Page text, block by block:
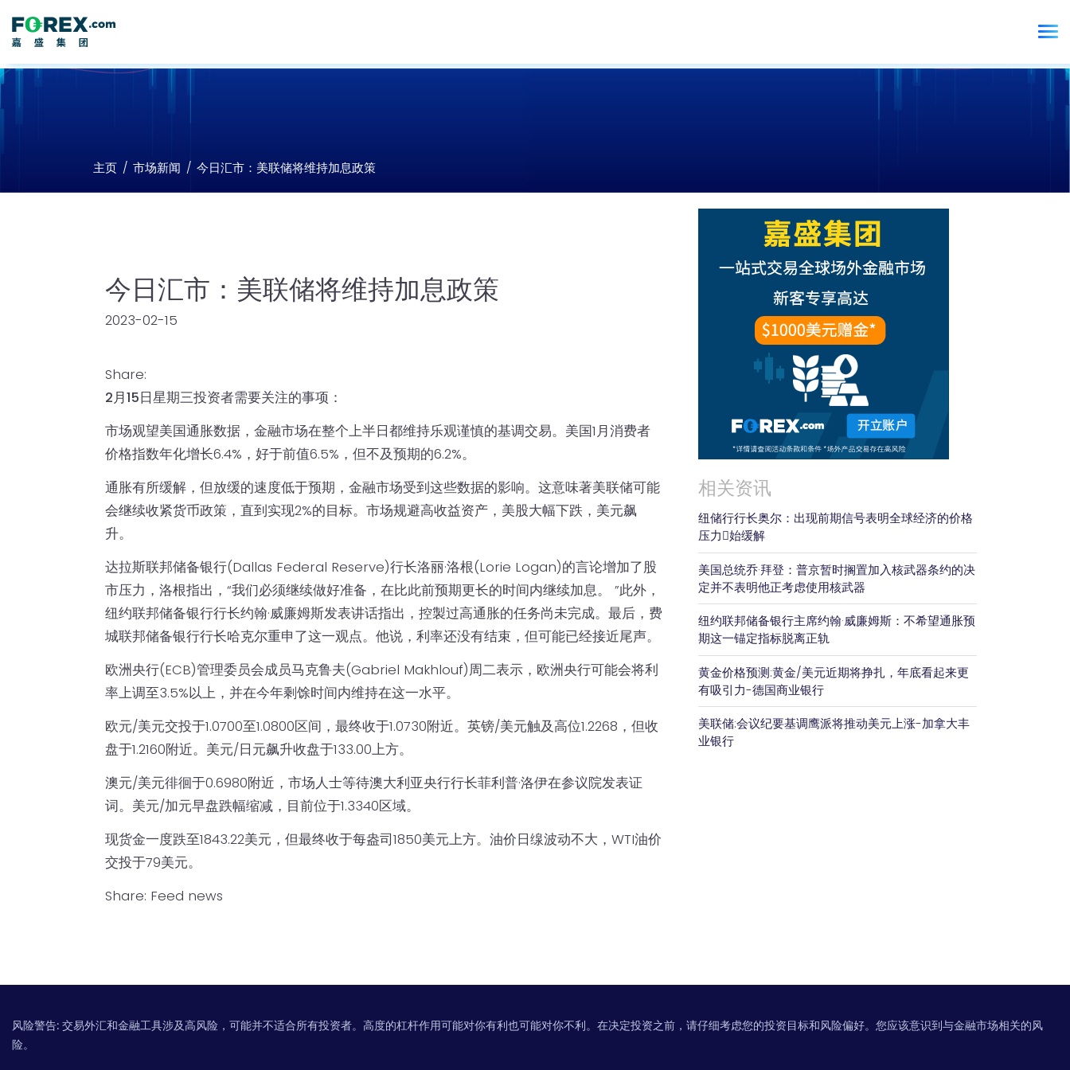
主页 市场新闻 今日汇市：美联储将维持加息政策
今日汇市：美联储将维持加息政策
2023-02-15
Share:
2月15日星期三投资者需要关注的事项：
市场观望美国通胀数据，金融市场在整个上半日都维持乐观谨慎的基调交易。美国1月消费者
价格指数年化增长6.4%，好于前值6.5%，但不及预期的6.2%。
通胀有所缓解，但放缓的速度低于预期，金融市场受到这些数据的影响。这意味著美联储可能
会继续收紧货币政策，直到实现2%的目标。市场规避高收益资产，美股大幅下跌，美元飙
升。
达拉斯联邦储备银行(Dallas Federal Reserve)行长洛丽·洛根(Lorie Logan)的言论增加了股
市压力，洛根指出，“我们必须继续做好准备，在比此前预期更长的时间内继续加息。 ”此外，
纽约联邦储备银行行长约翰·威廉姆斯发表讲话指出，控製过高通胀的任务尚未完成。最后，费
城联邦储备银行行长哈克尔重申了这一观点。他说，利率还没有结束，但可能已经接近尾声。
欧洲央行(ECB)管理委员会成员马克鲁夫(Gabriel Makhlouf)周二表示，欧洲央行可能会将利
率上调至3.5%以上，并在今年剩馀时间内维持在这一水平。
欧元/美元交投于1.0700至1.0800区间，最终收于1.0730附近。英镑/美元触及高位1.2268，但收
盘于1.2160附近。美元/日元飙升收盘于133.00上方。
澳元/美元徘徊于0.6980附近，市场人士等待澳大利亚央行行长菲利普·洛伊在参议院发表证
词。美元/加元早盘跌幅缩减，目前位于1.3340区域。
现货金一度跌至1843.22美元，但最终收于每盎司1850美元上方。油价日缐波动不大，WTI油价
交投于79美元。
Share: Feed news
相关资讯
纽储行行长奥尔：出现前期信号表明全球经济的价格
压力𫔭始缓解
美国总统乔·拜登：普京暂时搁置加入核武器条约的决
定并不表明他正考虑使用核武器
纽约联邦储备银行主席约翰·威廉姆斯：不希望通胀预
期这一锚定指标脱离正轨
黄金价格预测:黄金/美元近期将挣扎，年底看起来更
有吸引力-德国商业银行
美联储:会议纪要基调鹰派将推动美元上涨-加拿大丰
业银行
风险警告: 交易外汇和金融工具涉及高风险，可能并不适合所有投资者。高度的杠杆作用可能对你有利也可能对你不利。在决定投资之前，请仔细考虑您的投资目标和风险偏好。您应该意识到与金融市场相关的风
险。